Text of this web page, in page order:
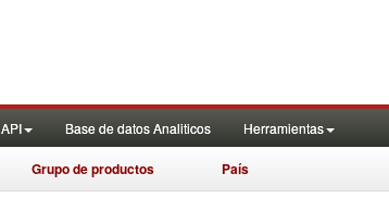
API Base de datos Analiticos Herramientas
Grupo de productos País